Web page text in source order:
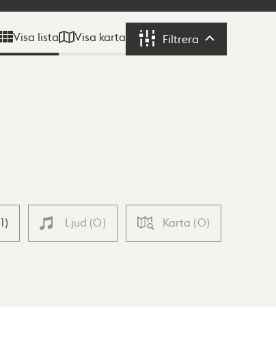
Visa lista Visa karta Filtrera Filtrera
1) Ljud (0) Karta (0)